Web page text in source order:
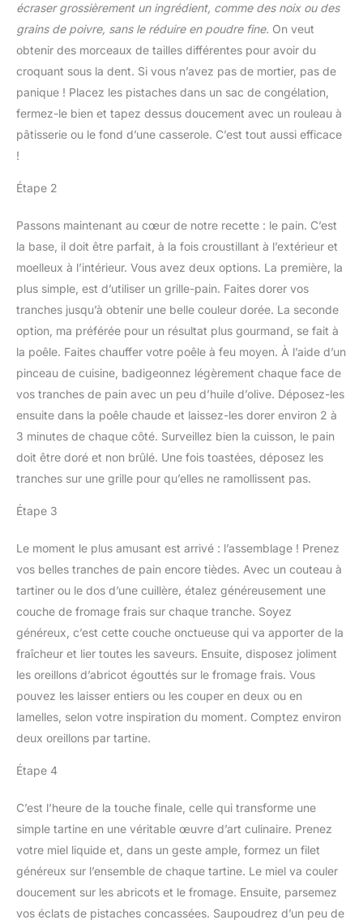
écraser grossièrement un ingrédient, comme des noix ou des
grains de poivre, sans le réduire en poudre fine. On veut
obtenir des morceaux de tailles différentes pour avoir du
croquant sous la dent. Si vous n’avez pas de mortier, pas de
panique ! Placez les pistaches dans un sac de congélation,
fermez-le bien et tapez dessus doucement avec un rouleau à
pâtisserie ou le fond d’une casserole. C’est tout aussi efficace
!
Étape 2
Passons maintenant au cœur de notre recette : le pain. C’est
la base, il doit être parfait, à la fois croustillant à l’extérieur et
moelleux à l’intérieur. Vous avez deux options. La première, la
plus simple, est d’utiliser un grille-pain. Faites dorer vos
tranches jusqu’à obtenir une belle couleur dorée. La seconde
option, ma préférée pour un résultat plus gourmand, se fait à
la poêle. Faites chauffer votre poêle à feu moyen. À l’aide d’un
pinceau de cuisine, badigeonnez légèrement chaque face de
vos tranches de pain avec un peu d’huile d’olive. Déposez-les
ensuite dans la poêle chaude et laissez-les dorer environ 2 à
3 minutes de chaque côté. Surveillez bien la cuisson, le pain
doit être doré et non brûlé. Une fois toastées, déposez les
tranches sur une grille pour qu’elles ne ramollissent pas.
Étape 3
Le moment le plus amusant est arrivé : l’assemblage ! Prenez
vos belles tranches de pain encore tièdes. Avec un couteau à
tartiner ou le dos d’une cuillère, étalez généreusement une
couche de fromage frais sur chaque tranche. Soyez
généreux, c’est cette couche onctueuse qui va apporter de la
fraîcheur et lier toutes les saveurs. Ensuite, disposez joliment
les oreillons d’abricot égouttés sur le fromage frais. Vous
pouvez les laisser entiers ou les couper en deux ou en
lamelles, selon votre inspiration du moment. Comptez environ
deux oreillons par tartine.
Étape 4
C’est l’heure de la touche finale, celle qui transforme une
simple tartine en une véritable œuvre d’art culinaire. Prenez
votre miel liquide et, dans un geste ample, formez un filet
généreux sur l’ensemble de chaque tartine. Le miel va couler
doucement sur les abricots et le fromage. Ensuite, parsemez
vos éclats de pistaches concassées. Saupoudrez d’un peu de